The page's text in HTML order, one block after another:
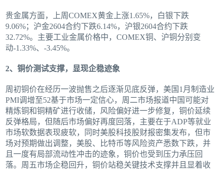
贵金属方面，上周COMEX黄金上涨1.65%，白银下跌
9.06%；沪金2604合约下跌6.14%，沪银2604合约下跌
32.72%。主要工业金属价格中，COMEX铜、沪铜分别变
动-1.33%、-3.45%。
2、铜价测试支撑，显现企稳迹象
周初铜价在经历一波抛售之后逐渐见底反弹，美国1月制造业
PMI调增至52基于市场一定信心，周二市场报道中国可能对
精炼铜和铜精矿进行收储，风险偏好进一步修复，铜价延续
反弹格局，但随后市场偏好再度回落，主要在于ADP等就业
市场软数据表现疲软，同时美股科技股财报密集发布，但市
场对预期做出调整，美股、比特币等风险资产悉数下跌，并
且一度有局部流动性冲击的迹象，铜价也受到压力承压回
落。周五市场企稳回升，铜价站稳关键技术支撑并且显着收